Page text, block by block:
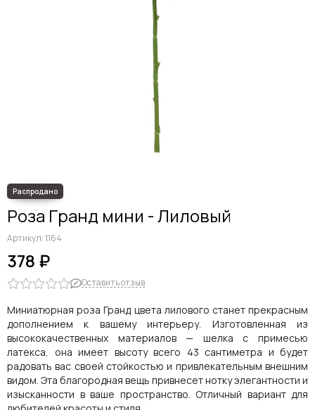
Гвоздики
Ранункулюсы
Гладиолусы
Другие цветы
Роза Гранд мини - Лиловый
Артикул:1164
378 ₽
Оставить отзыв
Миниатюрная роза Гранд цвета лилового станет прекрасным
дополнением к вашему интерьеру. Изготовленная из
высококачественных материалов — шелка с примесью
латекса, она имеет высоту всего 43 сантиметра и будет
радовать вас своей стойкостью и привлекательным внешним
видом. Эта благородная вещь привнесет нотку элегантности и
изысканности в ваше пространство. Отличный вариант для